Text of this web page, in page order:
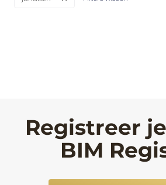
Registreer
BIM